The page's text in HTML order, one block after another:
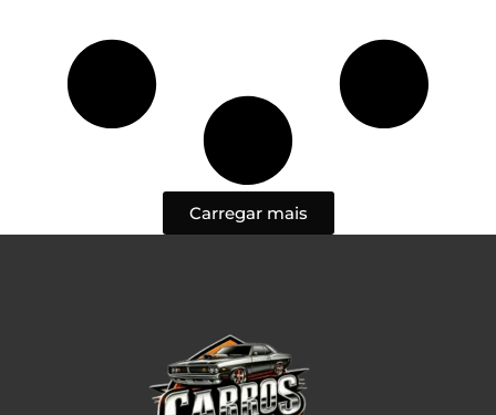
Carregar mais